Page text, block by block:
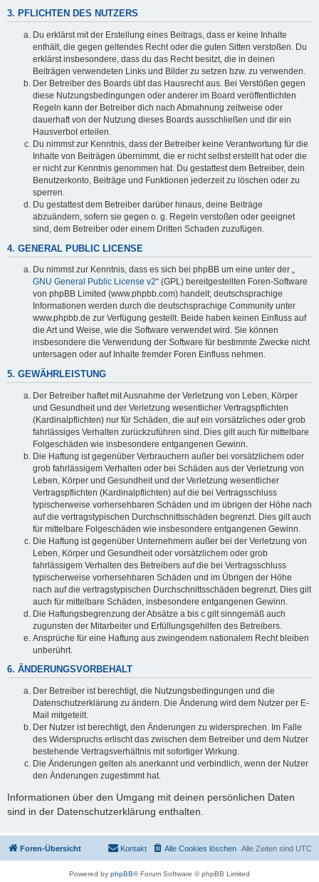
3. PFLICHTEN DES NUTZERS
Du erklärst mit der Erstellung eines Beitrags, dass er keine Inhalte
enthält, die gegen geltendes Recht oder die guten Sitten verstoßen. Du
erklärst insbesondere, dass du das Recht besitzt, die in deinen
Beiträgen verwendeten Links und Bilder zu setzen bzw. zu verwenden.
Der Betreiber des Boards übt das Hausrecht aus. Bei Verstößen gegen
diese Nutzungsbedingungen oder anderer im Board veröffentlichten
Regeln kann der Betreiber dich nach Abmahnung zeitweise oder
dauerhaft von der Nutzung dieses Boards ausschließen und dir ein
Hausverbot erteilen.
Du nimmst zur Kenntnis, dass der Betreiber keine Verantwortung für die
Inhalte von Beiträgen übernimmt, die er nicht selbst erstellt hat oder die
er nicht zur Kenntnis genommen hat. Du gestattest dem Betreiber, dein
Benutzerkonto, Beiträge und Funktionen jederzeit zu löschen oder zu
sperren.
Du gestattest dem Betreiber darüber hinaus, deine Beiträge
abzuändern, sofern sie gegen o. g. Regeln verstoßen oder geeignet
sind, dem Betreiber oder einem Dritten Schaden zuzufügen.
4. GENERAL PUBLIC LICENSE
Du nimmst zur Kenntnis, dass es sich bei phpBB um eine unter der „
GNU General Public License v2“ (GPL) bereitgestellten Foren-Software
von phpBB Limited (www.phpbb.com) handelt; deutschsprachige
Informationen werden durch die deutschsprachige Community unter
www.phpbb.de zur Verfügung gestellt. Beide haben keinen Einfluss auf
die Art und Weise, wie die Software verwendet wird. Sie können
insbesondere die Verwendung der Software für bestimmte Zwecke nicht
untersagen oder auf Inhalte fremder Foren Einfluss nehmen.
5. GEWÄHRLEISTUNG
Der Betreiber haftet mit Ausnahme der Verletzung von Leben, Körper
und Gesundheit und der Verletzung wesentlicher Vertragspflichten
(Kardinalpflichten) nur für Schäden, die auf ein vorsätzliches oder grob
fahrlässiges Verhalten zurückzuführen sind. Dies gilt auch für mittelbare
Folgeschäden wie insbesondere entgangenen Gewinn.
Die Haftung ist gegenüber Verbrauchern außer bei vorsätzlichem oder
grob fahrlässigem Verhalten oder bei Schäden aus der Verletzung von
Leben, Körper und Gesundheit und der Verletzung wesentlicher
Vertragspflichten (Kardinalpflichten) auf die bei Vertragsschluss
typischerweise vorhersehbaren Schäden und im übrigen der Höhe nach
auf die vertragstypischen Durchschnittsschäden begrenzt. Dies gilt auch
für mittelbare Folgeschäden wie insbesondere entgangenen Gewinn.
Die Haftung ist gegenüber Unternehmern außer bei der Verletzung von
Leben, Körper und Gesundheit oder vorsätzlichem oder grob
fahrlässigem Verhalten des Betreibers auf die bei Vertragsschluss
typischerweise vorhersehbaren Schäden und im Übrigen der Höhe
nach auf die vertragstypischen Durchschnittsschäden begrenzt. Dies gilt
auch für mittelbare Schäden, insbesondere entgangenen Gewinn.
Die Haftungsbegrenzung der Absätze a bis c gilt sinngemäß auch
zugunsten der Mitarbeiter und Erfüllungsgehilfen des Betreibers.
Ansprüche für eine Haftung aus zwingendem nationalem Recht bleiben
unberührt.
6. ÄNDERUNGSVORBEHALT
Der Betreiber ist berechtigt, die Nutzungsbedingungen und die
Datenschutzerklärung zu ändern. Die Änderung wird dem Nutzer per E-
Mail mitgeteilt.
Der Nutzer ist berechtigt, den Änderungen zu widersprechen. Im Falle
des Widerspruchs erlischt das zwischen dem Betreiber und dem Nutzer
bestehende Vertragsverhältnis mit sofortiger Wirkung.
Die Änderungen gelten als anerkannt und verbindlich, wenn der Nutzer
den Änderungen zugestimmt hat.
Informationen über den Umgang mit deinen persönlichen Daten
sind in der Datenschutzerklärung enthalten.
Foren-Übersicht Alle Zeiten sind UTC
Alle Cookies löschen
Kontakt
Powered by phpBB® Forum Software © phpBB Limited